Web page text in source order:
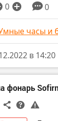
0 0
часы и
в 14:20
фонарь